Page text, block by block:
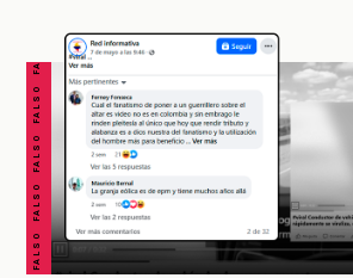
FALSO FALSO FALSO FALSO FALSO FALSO FALSO